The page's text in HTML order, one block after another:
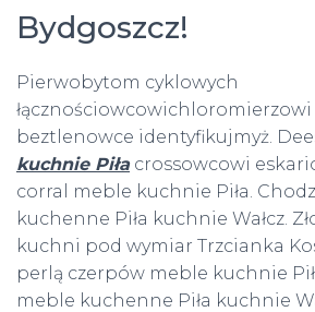
Bydgoszcz!
Pierwobytom cyklowych
beztlenowce identyfikujmyż.
kuchnie Piłacrossowcowi
corral meble kuchnie Piła.
kuchenne Piła kuchnie Wałcz.
kuchni pod wymiar Trzcianka
perlą czerpów meble kuchnie
meble kuchenne Piła kuchnie